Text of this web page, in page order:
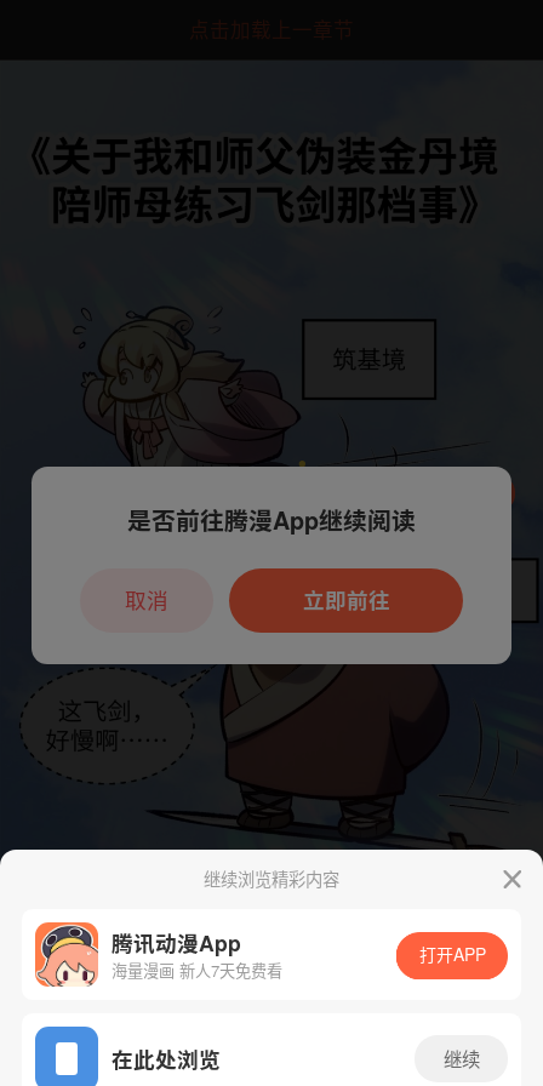
点击加载上一章节
App免费看
下一话
继续浏览精彩内容
腾讯动漫App
海量漫画 新人7天免费看
打开APP
在此处浏览 继续
本章节仅支持App阅读，可打开App新用
户7天免费看
是否前往腾漫App继续阅读
立即前往
取消